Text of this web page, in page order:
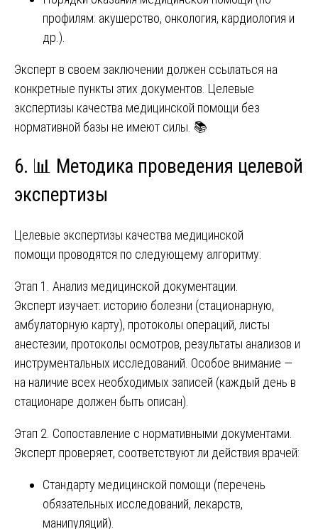
профилям: акушерство, онкология, кардиология и
др.).
Эксперт в своем заключении должен ссылаться на
конкретные пункты этих документов. Целевые
экспертизы качества медицинской помощи без
нормативной базы не имеют силы. 📚
6. 📊 Методика проведения целевой
экспертизы
Целевые экспертизы качества медицинской
помощи проводятся по следующему алгоритму:
Этап 1. Анализ медицинской документации.
Эксперт изучает: историю болезни (стационарную,
амбулаторную карту), протоколы операций, листы
анестезии, протоколы осмотров, результаты анализов и
инструментальных исследований. Особое внимание —
на наличие всех необходимых записей (каждый день в
стационаре должен быть описан).
Этап 2. Сопоставление с нормативными документами.
Эксперт проверяет, соответствуют ли действия врачей:
Стандарту медицинской помощи (перечень
обязательных исследований, лекарств,
манипуляций).